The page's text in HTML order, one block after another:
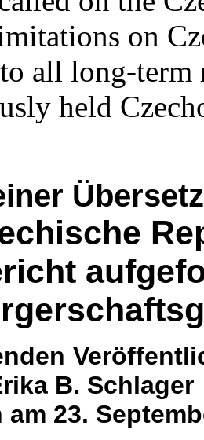
on
all long-term
held
B. Schlager
am 23.